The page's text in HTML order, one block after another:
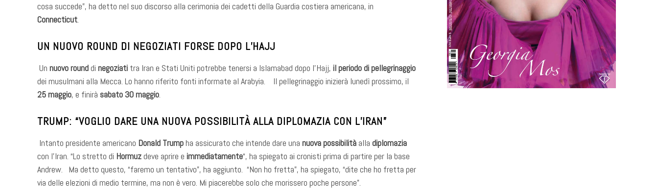
cosa succede”, ha detto nel suo discorso alla cerimonia dei cadetti della Guardia costiera americana, in
Connecticut.
UN NUOVO ROUND DI NEGOZIATI FORSE DOPO L’HAJJ
Un nuovo rounddi negoziati tra Iran e Stati Uniti potrebbe tenersi a Islamabad dopo l’Hajj, il periodo di pellegrinaggio
dei musulmani alla Mecca. Lo hanno riferito fonti informate al Arabyia. Il pellegrinaggio inizierà lunedì prossimo, il
25 maggio, e finirà sabato 30 maggio.
TRUMP: “VOGLIO DARE UNA NUOVA POSSIBILITÀ ALLA DIPLOMAZIA CON L’IRAN”
Intanto presidente americano Donald Trumpha assicurato che intende dare una nuova possibilità alla diplomazia
con l’Iran. “Lo stretto di Hormuzdeve aprire e immediatamente“, ha spiegato ai cronisti prima di partire per la base
Andrew. Ma detto questo, “faremo un tentativo”, ha aggiunto. “Non ho fretta”, ha spiegato, “dite che ho fretta per
via delle elezioni di medio termine, ma non è vero. Mi piacerebbe solo che morissero poche persone”.